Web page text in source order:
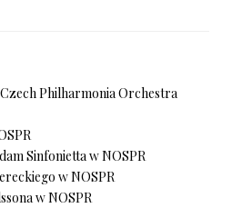
Philharmonia Orchestra
Sinfonietta w NOSPR
w NOSPR
w NOSPR